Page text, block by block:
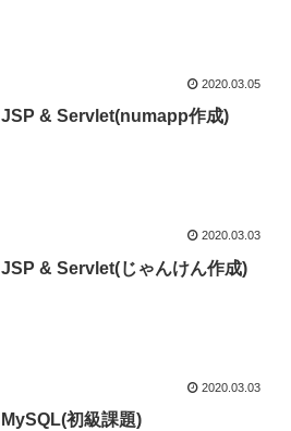
2020.03.05
JSP & Servlet(numapp作成)
2020.03.03
JSP & Servlet(じゃんけん作成)
2020.03.03
MySQL(初級課題)